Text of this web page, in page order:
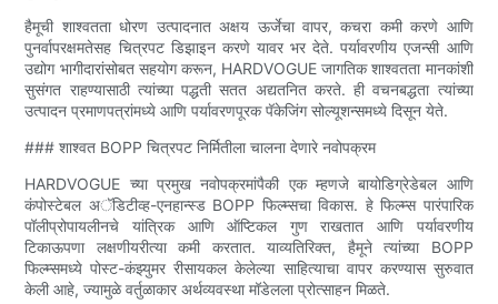
हैमूची शाश्वतता धोरण उत्पादनात अक्षय ऊर्जेचा वापर, कचरा कमी करणे आणि
पुनर्वापरक्षमतेसह चित्रपट डिझाइन करणे यावर भर देते. पर्यावरणीय एजन्सी आणि
उद्योग भागीदारांसोबत सहयोग करून, HARDVOGUE जागतिक शाश्वतता मानकांशी
सुसंगत राहण्यासाठी त्यांच्या पद्धती सतत अद्यतनित करते. ही वचनबद्धता त्यांच्या
उत्पादन प्रमाणपत्रांमध्ये आणि पर्यावरणपूरक पॅकेजिंग सोल्यूशन्समध्ये दिसून येते.
### शाश्वत BOPP चित्रपट निर्मितीला चालना देणारे नवोपक्रम
HARDVOGUE च्या प्रमुख नवोपक्रमांपैकी एक म्हणजे बायोडिग्रेडेबल आणि
कंपोस्टेबल अॅडिटीव्ह-एनहान्स्ड BOPP फिल्म्सचा विकास. हे फिल्म्स पारंपारिक
पॉलीप्रोपायलीनचे यांत्रिक आणि ऑप्टिकल गुण राखतात आणि पर्यावरणीय
टिकाऊपणा लक्षणीयरीत्या कमी करतात. याव्यतिरिक्त, हैमूने त्यांच्या BOPP
फिल्म्समध्ये पोस्ट-कंझ्युमर रीसायकल केलेल्या साहित्याचा वापर करण्यास सुरुवात
केली आहे, ज्यामुळे वर्तुळाकार अर्थव्यवस्था मॉडेलला प्रोत्साहन मिळते.